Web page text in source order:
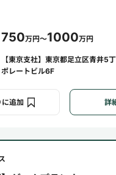
750万円～1000万円
【東京支社】東京都足立区青井5
ポレートビル6F
追加 詳